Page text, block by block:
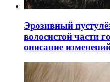
Эрозивный
волосистой части
описание